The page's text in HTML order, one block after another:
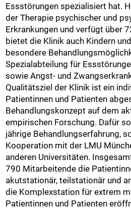
Essstörungen spezialisiert hat.
der Therapie psychischer und
Erkrankungen und verfügt über
bietet die Klinik auch Kindern
besondere
Spezialabteilung für
sowie Angst- und
Qualitätsziel der Klinik ist ein
Patientinnen und Patienten
Behandlungskonzept auf dem
empirischen Forschung. Dafür
jährige Behandlungserfahrung,
Kooperation mit der LMU
anderen Universitäten.
790 Mitarbeitende die
akutstationär, teilstationär und
die Komplexstation für extrem
Patientinnen und Patienten